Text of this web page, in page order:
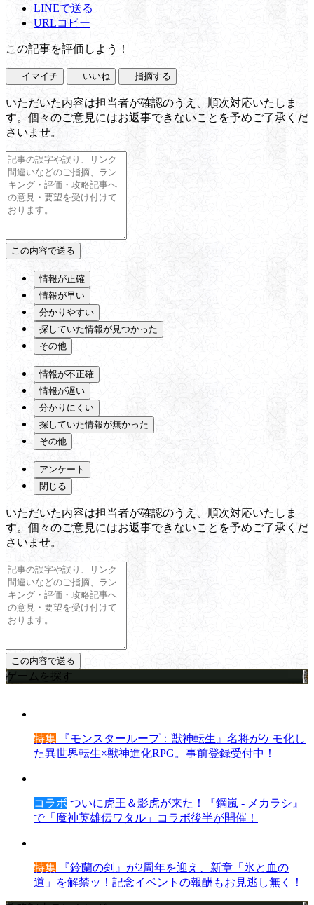
LINEで送る
URLコピー
この記事を評価しよう！
イマイチ いいね 指摘する
いただいた内容は担当者が確認のうえ、順次対応いたしま
す。個々のご意見にはお返事できないことを予めご了承くだ
さいませ。
情報が正確
情報が早い
分かりやすい
探していた情報が見つかった
その他
情報が不正確
情報が遅い
分かりにくい
探していた情報が無かった
その他
アンケート
閉じる
いただいた内容は担当者が確認のうえ、順次対応いたしま
す。個々のご意見にはお返事できないことを予めご了承くだ
さいませ。
ゲームを探す
特集 『モンスターループ：獣神転生』名将がケモ化し
た異世界転生×獣神進化RPG。事前登録受付中！
コラボ ついに虎王＆影虎が来た！『鋼嵐 - メカラシ』
で「魔神英雄伝ワタル」コラボ後半が開催！
特集 『鈴蘭の剣』が2周年を迎え、新章「氷と血の
道」を解禁ッ！記念イベントの報酬もお見逃し無く！